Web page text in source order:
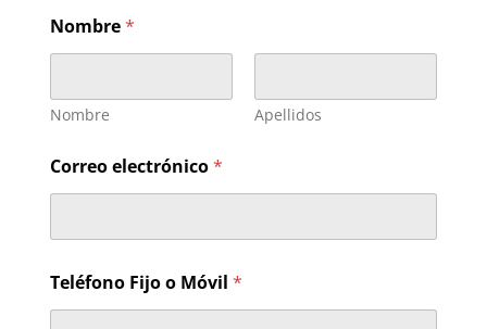
Nombre*
Nombre Apellidos
o
l
c
t
u
d
Correo electrónico*
Teléfono Fijo o Móvil *